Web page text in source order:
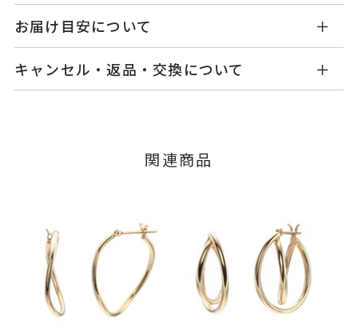
品番
AL2602P001XXYG1
素材
K10イエローゴールド
石
-
縦：約17.5mm 横：約19.7mm 厚
カテゴリー
ピアス
石なし
K10YG
ハート
お届け目安について
せ。
ご注文およびご入金確認後、以下の日程にて発送
■お届け目安が「3営業日以内に発送」の商品
発送いたします。
■お届け目安が「約1ヶ月半以内～」の商品
ご注文いただいてから在庫状況を確認いたしま
キャンセル・返品・交換について
ージの購入履歴一覧よりご注文状況をご確認いた
ンセルを承ります。
メンバーシップ未登録のお客さまは、お問い合
わせフォームよりご連絡ください。
返品・交換
以下の場合、商品の返品・交換・返金
は承りかねます。
関連商品